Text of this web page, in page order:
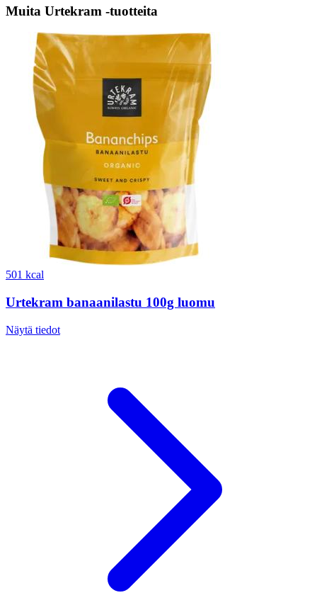
Muita Urtekram -tuotteita
501 kcal
Urtekram banaanilastu 100g luomu
Näytä tiedot